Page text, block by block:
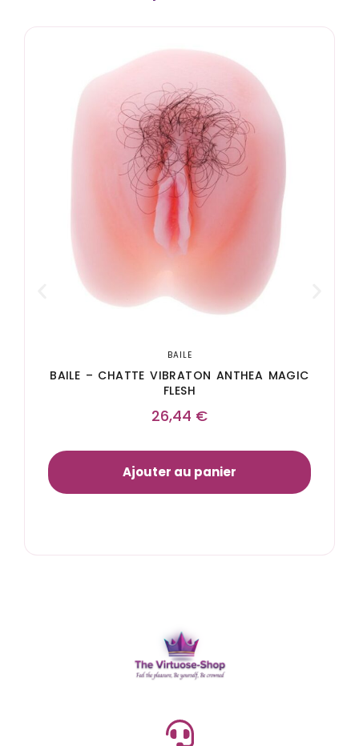
BAILE
BAILE – CHATTE VIBRATON ANTHEA MAGIC
FLESH
26,44 €
Ajouter au panier